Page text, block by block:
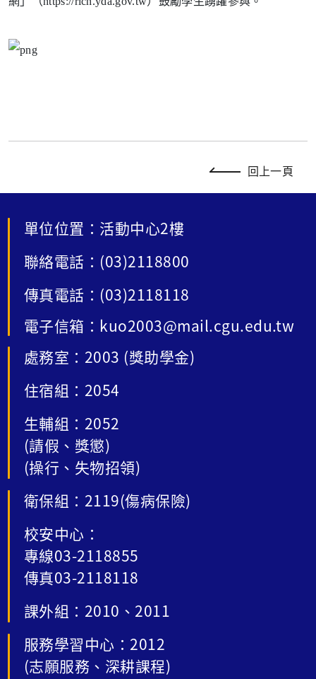
回上一頁
單位位置：活動中心2樓
聯絡電話：(03)2118800
傳真電話：(03)2118118
電子信箱：kuo2003@mail.cgu.edu.tw
處務室：2003 (獎助學金)
住宿組：2054
生輔組：2052
(請假、獎懲)
(操行、失物招領)
衛保組：2119(傷病保險)
校安中心：
專線03-2118855
傳真03-2118118
課外組：2010、2011
服務學習中心：2012
(志願服務、深耕課程)